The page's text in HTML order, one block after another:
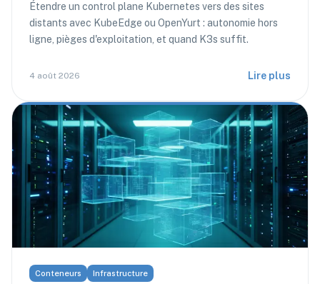
Étendre un control plane Kubernetes vers des sites
distants avec KubeEdge ou OpenYurt : autonomie hors
ligne, pièges d'exploitation, et quand K3s suffit.
4 août 2026 Lire plus
Conteneurs Infrastructure